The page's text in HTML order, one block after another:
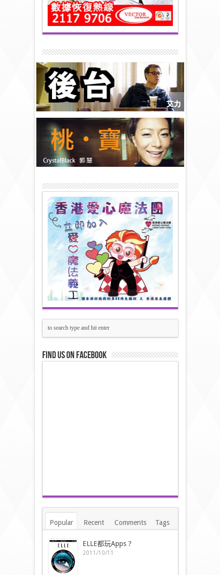
Find us on Facebook
Popular Recent Comments Tags
ELLE都玩Apps ?
2011/10/11